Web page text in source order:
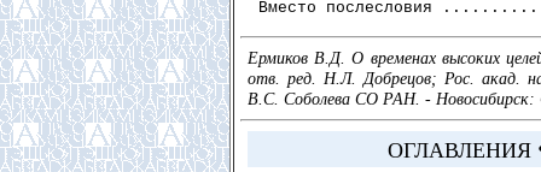
Ермиков В.Д. О временах высоких
отв. ред. Н.Л. Добрецов; Рос. акад.
B.C. Соболева СО РАН. -
ОГЛАВЛЕНИЯ